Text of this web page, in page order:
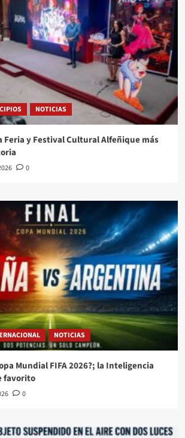
NOTICIAS
Feria y Festival Cultural Alfeñique más
0
NOTICIAS
Mundial FIFA 2026?; la Inteligencia
favorito
0